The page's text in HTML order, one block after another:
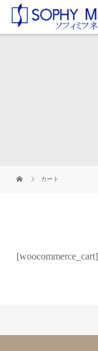
カート
[woocommerce_cart]